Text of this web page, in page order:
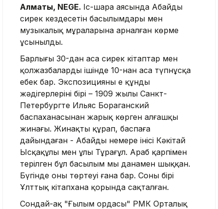
Алматы, NEGE. Іс-шара аясында Абайдың
сирек кездесетін басылымдары мен
музыкалық мұраларына арналған көрме
ұсынылды.
Барлығы 30-дан аса сирек кітаптар мен
қолжазбалардың ішінде 10-нан аса түпнұсқа
еңбек бар. Экспозицияның ең құнды
жәдігерлерінің бірі – 1909 жылы Санкт-
Петербургте Ильяс Бораганский
баспаханасынан жарық көрген алғашқы
жинағы. Жинақты құрап, баспаға
дайындаған - Абайдың немере інісі Кәкітай
Ысқақұлы мен ұлы Тұрағұл. Араб қарпімен
терілген бұл басылым мың данамен шыққан.
Бүгінде оның төртеуі ғана бар. Соның бірі
Ұлттық кітапхана қорында сақталған.
Сондай-ақ "Ғылым ордасы" РМК Орталық